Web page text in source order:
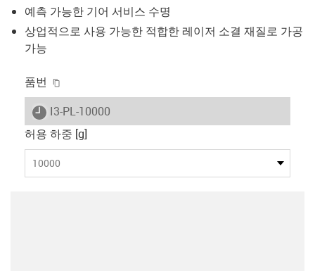
예측 가능한 기어 서비스 수명
상업적으로 사용 가능한 적합한 레이저 소결 재질로 가공
가능
품번
igus-icon-lieferzeit
I3-PL-10000
허용 하중 [g]
10000